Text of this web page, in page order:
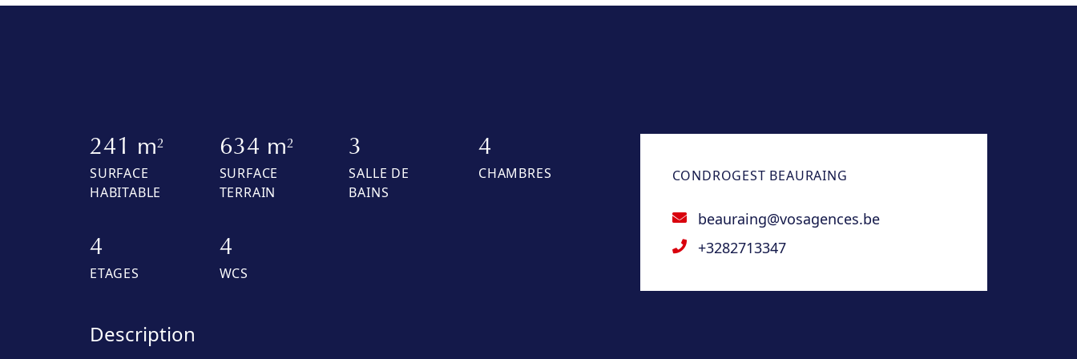
241 m2
SURFACE
HABITABLE
634 m2
SURFACE
TERRAIN
3
SALLE DE
BAINS
4
CHAMBRES
4
ETAGES
4
WCS
Description
CONDROGEST BEAURAING
beauraing@vosagences.be
+3282713347